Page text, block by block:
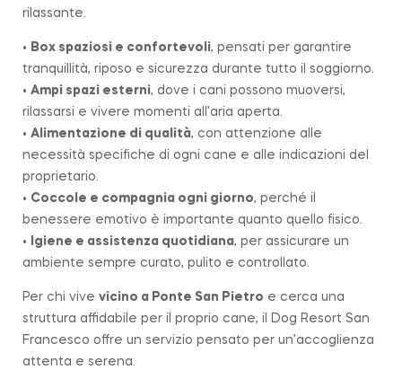
rilassante.
• Box spaziosi e confortevoli, pensati per garantire
tranquillità, riposo e sicurezza durante tutto il soggiorno.
• Ampi spazi esterni, dove i cani possono muoversi,
rilassarsi e vivere momenti all’aria aperta.
• Alimentazione di qualità, con attenzione alle
necessità specifiche di ogni cane e alle indicazioni del
proprietario.
• Coccole e compagnia ogni giorno, perché il
benessere emotivo è importante quanto quello fisico.
•
Igiene e assistenza quotidiana, per assicurare un
ambiente sempre curato, pulito e controllato.
Per chi vive vicino a Ponte San Pietro e cerca una
struttura affidabile per il proprio cane, il Dog Resort San
Francesco offre un servizio pensato per un’accoglienza
attenta e serena.